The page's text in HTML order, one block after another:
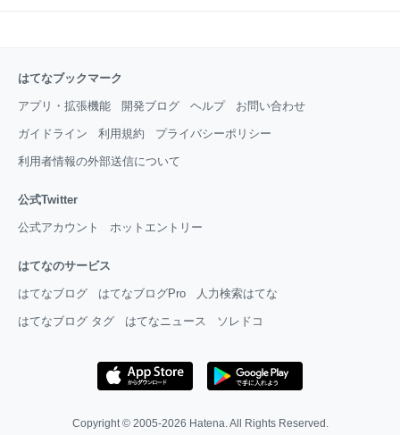
はてなブックマーク
アプリ・拡張機能 開発ブログ ヘルプ お問い合わせ
ガイドライン 利用規約 プライバシーポリシー
利用者情報の外部送信について
公式Twitter
公式アカウント ホットエントリー
はてなのサービス
はてなブログ はてなブログPro 人力検索はてな
はてなブログ タグ はてなニュース ソレドコ
Copyright © 2005-2026 Hatena. All Rights Reserved.